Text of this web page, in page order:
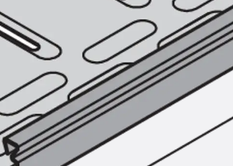
Injektionsschläuche
Zurück Injektionsschläuche
PLURAFLEX®
Injektionsschläuche Zubehör
Injektionsschläuche Sets
Befestigung
Zurück Befestigung